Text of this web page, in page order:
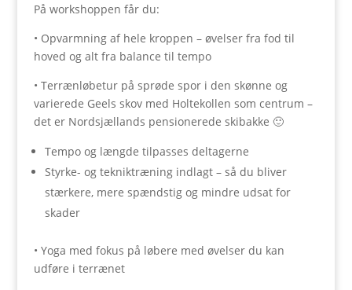
På workshoppen får du:
• Opvarmning af hele kroppen – øvelser fra fod til
hoved og alt fra balance til tempo
• Terrænløbetur på sprøde spor i den skønne og
varierede Geels skov med Holtekollen som centrum –
det er Nordsjællands pensionerede skibakke 🙂
Tempo og længde tilpasses deltagerne
Styrke- og tekniktræning indlagt – så du bliver
stærkere, mere spændstig og mindre udsat for
skader
• Yoga med fokus på løbere med øvelser du kan
udføre i terrænet